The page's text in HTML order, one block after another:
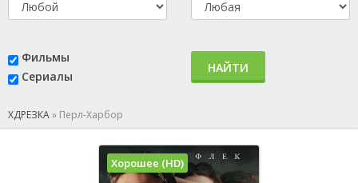
Фильмы
Сериалы
НАЙТИ
ХДРЕЗКА» Перл-Харбор
Хорошее (HD)